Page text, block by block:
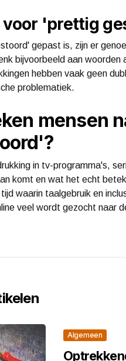
'prettig
gepast is, zijn er
bijvoorbeeld aan
hebben vaak geen
problematiek.
mensen
in tv-programma's,
komt en wat het echt
waarin taalgebruik en
veel wordt gezocht naar
Algemeen